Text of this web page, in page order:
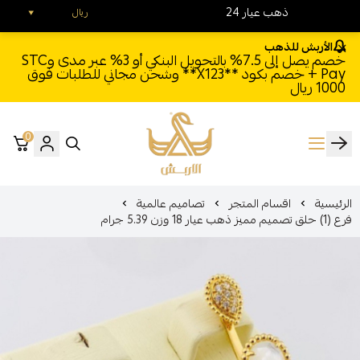
الأربش للذهب
خصم يصل إلى 7.5% بالتحويل البنكي أو 3% عبر مدى وSTC
Pay + خصم بكود **X123** وشحن مجاني للطلبات فوق
1000 ريال
الأربش للذهب
0
الرئيسية اقسام المتجر تصاميم عالمية
فرع (1) حلق تصميم مميز ذهب عيار 18 وزن 5.39 جرام
24 ذهب عيار ريال